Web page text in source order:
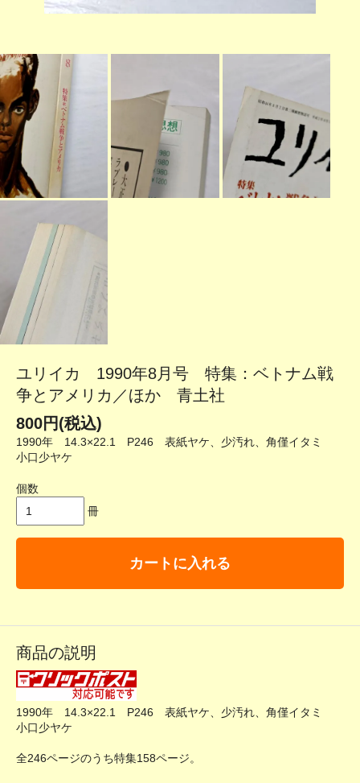
ユリイカ 1990年8月号 特集：ベトナム戦
争とアメリカ／ほか 青土社
800円(税込)
1990年 14.3×22.1 P246 表紙ヤケ、少汚れ、角僅イタミ
小口少ヤケ
個数
冊
カートに入れる
商品の説明
1990年 14.3×22.1 P246 表紙ヤケ、少汚れ、角僅イタミ
小口少ヤケ
全246ページのうち特集158ページ。